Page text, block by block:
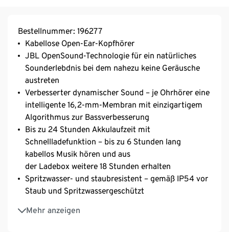
Bestellnummer: 196277
Kabellose Open-Ear-Kopfhörer
JBL OpenSound-Technologie für ein natürliches
Sounderlebdnis bei dem nahezu keine Geräusche
austreten
Verbesserter dynamischer Sound – je Ohrhörer eine
intelligente 16,2-mm-Membran mit einzigartigem
Algorithmus zur Bassverbesserung
Bis zu 24 Stunden Akkulaufzeit mit
Schnellladefunktion – bis zu 6 Stunden lang
kabellos Musik hören und aus
der Ladebox weitere 18 Stunden erhalten
Spritzwasser- und staubresistent – gemäß IP54 vor
Staub und Spritzwassergeschützt
Mehr anzeigen
Hybrid-Design – verstellbare Ohrbügel bieten
Komfort und Stabilität für den ganztägigen